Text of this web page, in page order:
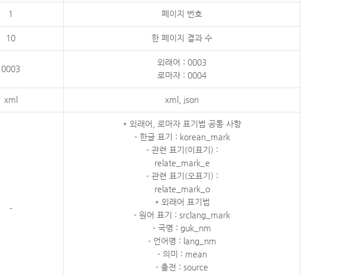
1 페이지 번호
10 한 페이지 결과 수
0003
외래어 : 0003
로마자 : 0004
xml xml, json
-
* 외래어, 로마자 표기법 공통 사항
- 한글 표기 : korean_mark
- 관련 표기(이표기) :
relate_mark_e
- 관련 표기(오표기) :
relate_mark_o
* 외래어 표기법
- 원어 표기 : srclang_mark
- 국명 : guk_nm
- 언어명 : lang_nm
- 의미 : mean
- 출전 : source